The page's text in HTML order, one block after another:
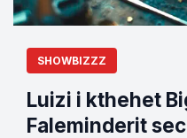
SHOWBIZZZ
Luizi i kthehet
Faleminderit